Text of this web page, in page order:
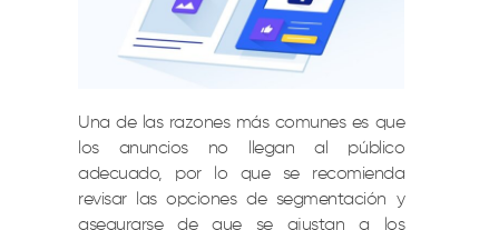
Una de las razones más comunes es que
los anuncios no llegan al público
adecuado, por lo que se recomienda
revisar las opciones de segmentación y
asegurarse de que se ajustan a los